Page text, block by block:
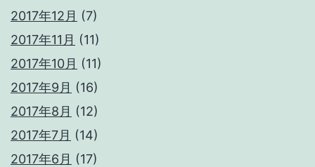
2017年12月 (7)
2017年11月 (11)
2017年10月 (11)
2017年9月 (16)
2017年8月 (12)
2017年7月 (14)
2017年6月 (17)